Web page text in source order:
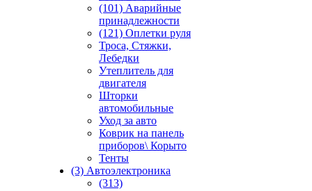
(101) Аварийные
принадлежности
(121) Оплетки руля
Троса, Стяжки,
Лебедки
Утеплитель для
двигателя
Шторки
автомобильные
Уход за авто
Коврик на панель
приборов\ Корыто
Тенты
(3) Автоэлектроника
(313)